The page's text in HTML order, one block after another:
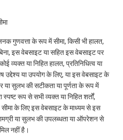
गुणवत्ता के रूप में सीमा, किसी भी हालत,
इस वेबसाइट या सहित इस वेबसाइट पर
व्यक्त या निहित हालत, प्रतिनिधित्व या
उद्देश्य या उपयोग के लिए, या इस वेबसाइट के
या सुलभ की सटीकता या पूर्णता के रूप में
रूप से सभी व्यक्त या निहित शर्तों,
सीमा के लिए इस वेबसाइट के माध्यम से इस
या सुलभ की उपलब्धता या ऑपरेशन से
नहीं है।